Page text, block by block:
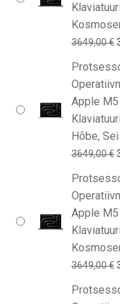
3649,00€
Apple M5
Hõbe,
3649,00€
Apple M5
3649,00€